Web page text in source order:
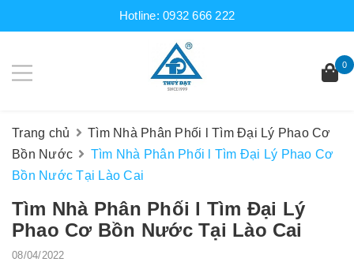
Hotline:0932 666 222
0
Trang chủ
Tìm Nhà Phân Phối l Tìm Đại Lý Phao Cơ
Bồn Nước
Tìm Nhà Phân Phối l Tìm Đại Lý Phao Cơ
Bồn Nước Tại Lào Cai
Tìm Nhà Phân Phối l Tìm Đại Lý
Phao Cơ Bồn Nước Tại Lào Cai
08/04/2022